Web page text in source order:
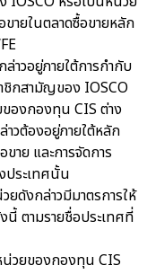
ายในตลาดซื้อขายหลัก
วอยู่ภายใต้การกำกับ
กสามัญของ IOSCO
องกองทุน CIS ต่าง
วต้องอยู่ภายใต้หลัก
าย และการจัดการ
ระเทศนั้น
ยดังกล่าวมีมาตรการให้
ตามรายชื่อประเทศที่
วยของกองทุน CIS